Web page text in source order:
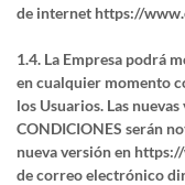
de internet https://
1.4. La Empresa podrá
en cualquier momento
los Usuarios. Las
CONDICIONES serán
nueva versión en
de correo electrónico